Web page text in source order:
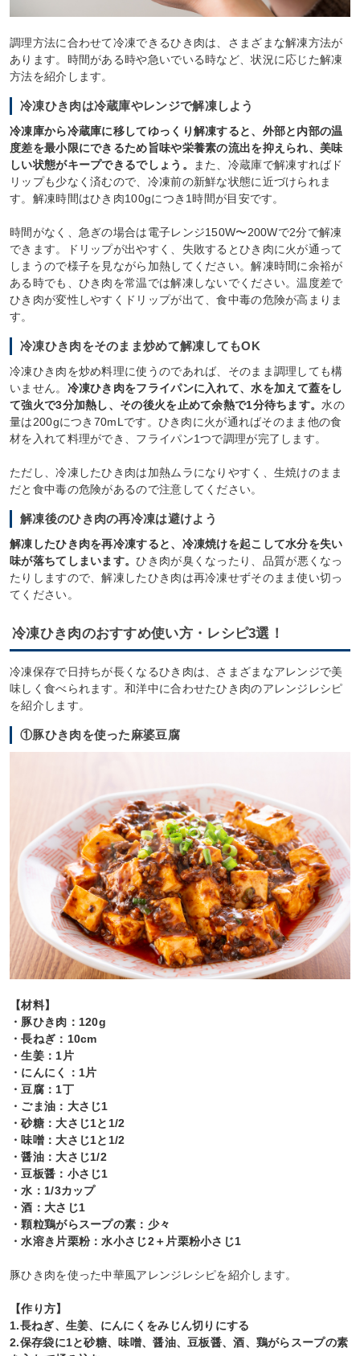
調理方法に合わせて冷凍できるひき肉は、さまざまな解凍方法が
あります。時間がある時や急いでいる時など、状況に応じた解凍
方法を紹介します。
冷凍ひき肉は冷蔵庫やレンジで解凍しよう
冷凍庫から冷蔵庫に移してゆっくり解凍すると、外部と内部の温
度差を最小限にできるため旨味や栄養素の流出を抑えられ、美味
しい状態がキープできるでしょう。
また、冷蔵庫で解凍すればド
リップも少なく済むので、冷凍前の新鮮な状態に近づけられま
す。解凍時間はひき肉100gにつき1時間が目安です。
時間がなく、急ぎの場合は電子レンジ150W〜200Wで2分で解凍
できます。ドリップが出やすく、失敗するとひき肉に火が通って
しまうので様子を見ながら加熱してください。解凍時間に余裕が
ある時でも、ひき肉を常温では解凍しないでください。温度差で
ひき肉が変性しやすくドリップが出て、食中毒の危険が高まりま
す。
冷凍ひき肉をそのまま炒めて解凍してもOK
冷凍ひき肉を炒め料理に使うのであれば、そのまま調理しても構
いません。 冷凍ひき肉をフライパンに入れて、水を加えて蓋をし
て強火で3分加熱し、その後火を止めて余熱で1分待ちます。水の
量は200gにつき70mLです。ひき肉に火が通ればそのまま他の食
材を入れて料理ができ、フライパン1つで調理が完了します。
ただし、冷凍したひき肉は加熱ムラになりやすく、生焼けのまま
だと食中毒の危険があるので注意してください。
解凍後のひき肉の再冷凍は避けよう
解凍したひき肉を再冷凍すると、冷凍焼けを起こして水分を失い
味が落ちてしまいます。ひき肉が臭くなったり、品質が悪くなっ
たりしますので、解凍したひき肉は再冷凍せずそのまま使い切っ
てください。
冷凍ひき肉のおすすめ使い方・レシピ3選！
冷凍保存で日持ちが長くなるひき肉は、さまざまなアレンジで美
味しく食べられます。和洋中に合わせたひき肉のアレンジレシピ
を紹介します。
①豚ひき肉を使った麻婆豆腐
【材料】
・豚ひき肉：120g
・長ねぎ：10cm
・生姜：1片
・にんにく：1片
・豆腐：1丁
・ごま油：大さじ1
・砂糖：大さじ1と1/2
・味噌：大さじ1と1/2
・醤油：大さじ1/2
・豆板醤：小さじ1
・水：1/3カップ
・酒：大さじ1
・顆粒鶏がらスープの素：少々
・水溶き片栗粉：水小さじ2＋片栗粉小さじ1
豚ひき肉を使った中華風アレンジレシピを紹介します。
【作り方】
1.長ねぎ、生姜、にんにくをみじん切りにする
2.保存袋に1と砂糖、味噌、醤油、豆板醤、酒、鶏がらスープの素